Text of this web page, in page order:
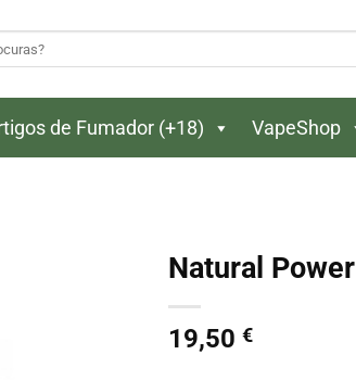
de Fumador (+18) VapeShop
Natural
19,50 €